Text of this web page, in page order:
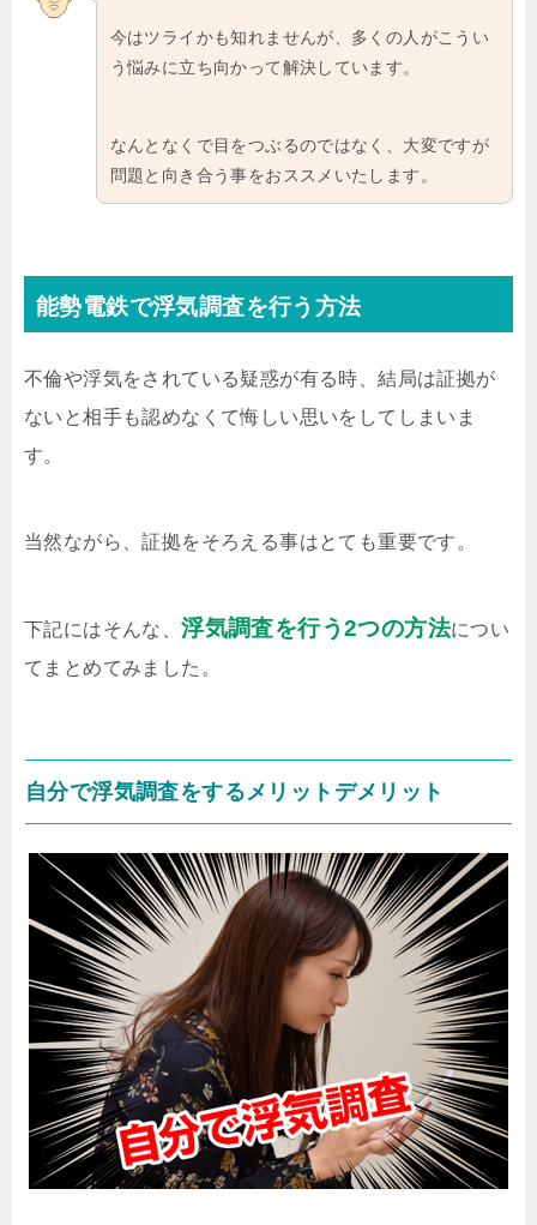
今はツライかも知れませんが、多くの人がこうい
う悩みに立ち向かって解決しています。
なんとなくで目をつぶるのではなく、大変ですが
問題と向き合う事をおススメいたします。
能勢電鉄で浮気調査を行う方法
不倫や浮気をされている疑惑が有る時、結局は証拠が
ないと相手も認めなくて悔しい思いをしてしまいま
す。
当然ながら、証拠をそろえる事はとても重要です。
下記にはそんな、浮気調査を行う2つの方法につい
てまとめてみました。
自分で浮気調査をするメリットデメリット